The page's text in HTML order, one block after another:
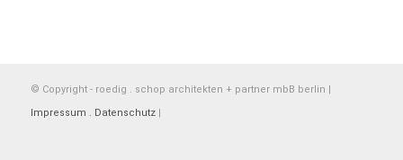
© Copyright - roedig . schop architekten + partner mbB berlin |
Impressum . Datenschutz|